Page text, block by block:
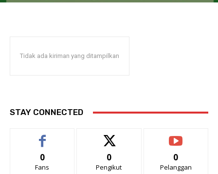
Tidak ada kiriman yang ditampilkan
STAY CONNECTED
0
Fans
0
Pengikut
0
Pelanggan